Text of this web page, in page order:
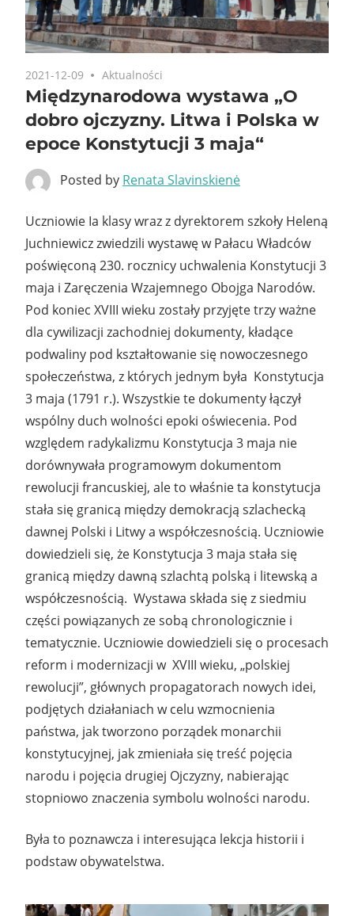
2021-12-09 Aktualności
Międzynarodowa wystawa „O
dobro ojczyzny. Litwa i Polska w
epoce Konstytucji 3 maja“
Posted by Renata Slavinskienė
Uczniowie Ia klasy wraz z dyrektorem szkoły Heleną
Juchniewicz zwiedzili wystawę w Pałacu Władców
poświęconą 230. rocznicy uchwalenia Konstytucji 3
maja i Zaręczenia Wzajemnego Obojga Narodów.
Pod koniec XVIII wieku zostały przyjęte trzy ważne
dla cywilizacji zachodniej dokumenty, kładące
podwaliny pod kształtowanie się nowoczesnego
społeczeństwa, z których jednym była Konstytucja
3 maja (1791 r.). Wszystkie te dokumenty łączył
wspólny duch wolności epoki oświecenia. Pod
względem radykalizmu Konstytucja 3 maja nie
dorównywała programowym dokumentom
rewolucji francuskiej, ale to właśnie ta konstytucja
stała się granicą między demokracją szlachecką
dawnej Polski i Litwy a współczesnością. Uczniowie
dowiedzieli się, że Konstytucja 3 maja stała się
granicą między dawną szlachtą polską i litewską a
współczesnością. Wystawa składa się z siedmiu
części powiązanych ze sobą chronologicznie i
tematycznie. Uczniowie dowiedzieli się o procesach
reform i modernizacji w XVIII wieku, „polskiej
rewolucji”, głównych propagatorach nowych idei,
podjętych działaniach w celu wzmocnienia
państwa, jak tworzono porządek monarchii
konstytucyjnej, jak zmieniała się treść pojęcia
narodu i pojęcia drugiej Ojczyzny, nabierając
stopniowo znaczenia symbolu wolności narodu.
Była to poznawcza i interesująca lekcja historii i
podstaw obywatelstwa.